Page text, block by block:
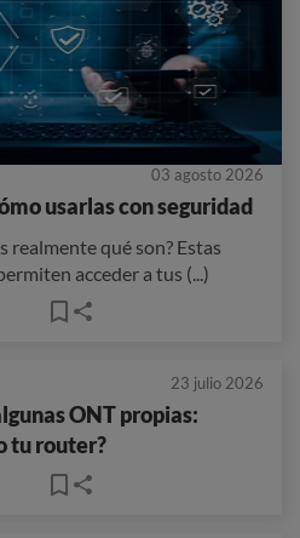
03 agosto 2026
usarlas con seguridad
realmente qué son? Estas
acceder a tus (...)
23 julio 2026
ONT propias:
tu router?